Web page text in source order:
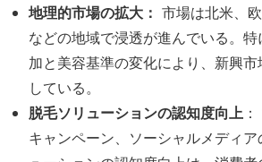
地理的市場の拡大： 市場は北米、
などの地域で浸透が進んでいる。
加と美容基準の変化により、新興
している。
脱毛ソリューションの認知度向上
キャンペーン、ソーシャルメディア